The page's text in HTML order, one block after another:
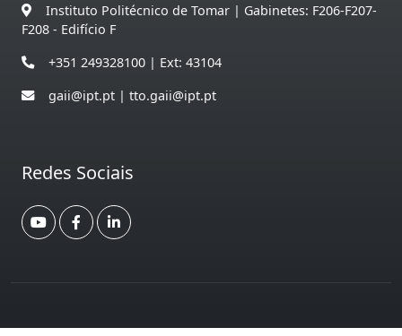
Instituto Politécnico de Tomar | Gabinetes: F206-F207-
F208 - Edifício F
+351 249328100 | Ext: 43104
gaii@ipt.pt | tto.gaii@ipt.pt
Redes Sociais